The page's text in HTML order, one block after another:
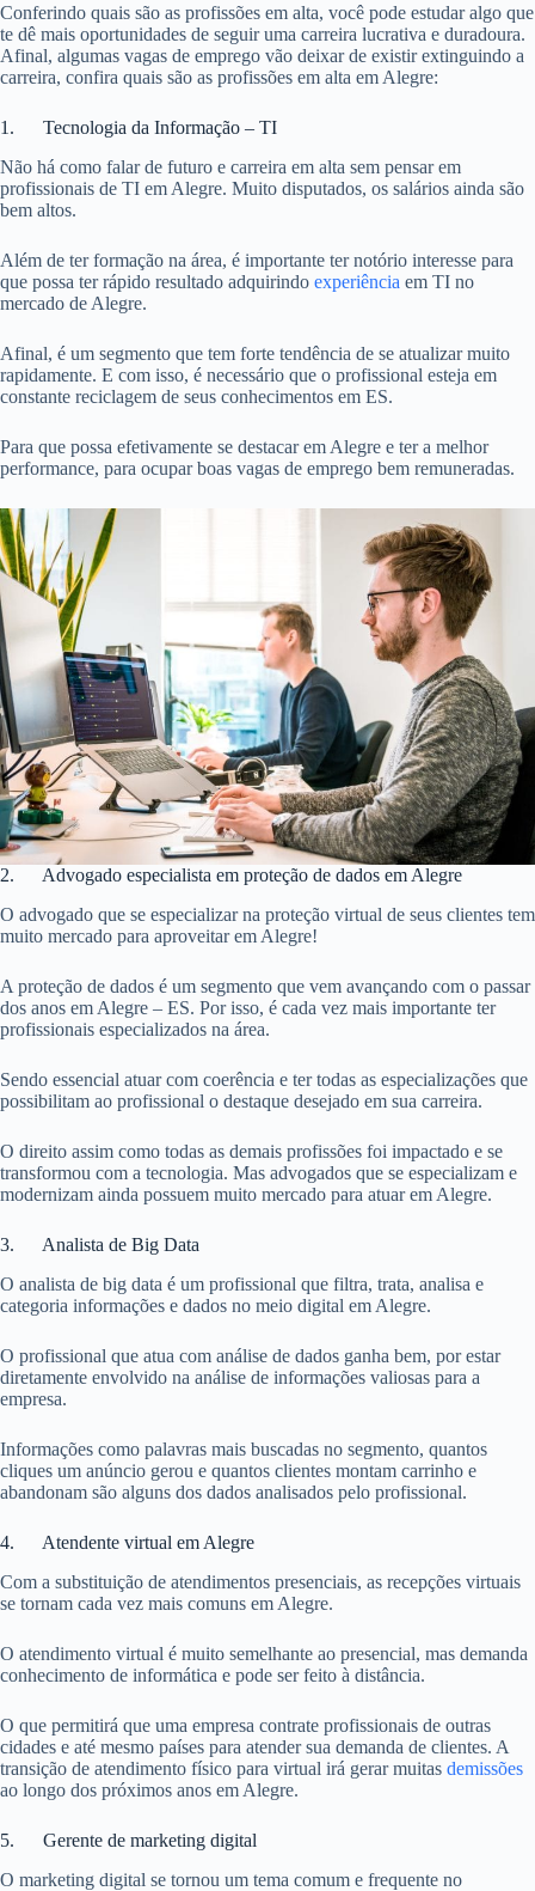
Conferindo quais são as profissões em alta, você pode estudar algo que
te dê mais oportunidades de seguir uma carreira lucrativa e duradoura.
Afinal, algumas vagas de emprego vão deixar de existir extinguindo a
carreira, confira quais são as profissões em alta em Alegre:
1. Tecnologia da Informação – TI
Não há como falar de futuro e carreira em alta sem pensar em
profissionais de TI em Alegre. Muito disputados, os salários ainda são
bem altos.
Além de ter formação na área, é importante ter notório interesse para
que possa ter rápido resultado adquirindo experiência em TI no
mercado de Alegre.
Afinal, é um segmento que tem forte tendência de se atualizar muito
rapidamente. E com isso, é necessário que o profissional esteja em
constante reciclagem de seus conhecimentos em ES.
Para que possa efetivamente se destacar em Alegre e ter a melhor
performance, para ocupar boas vagas de emprego bem remuneradas.
2. Advogado especialista em proteção de dados em Alegre
O advogado que se especializar na proteção virtual de seus clientes tem
muito mercado para aproveitar em Alegre!
A proteção de dados é um segmento que vem avançando com o passar
dos anos em Alegre – ES. Por isso, é cada vez mais importante ter
profissionais especializados na área.
Sendo essencial atuar com coerência e ter todas as especializações que
possibilitam ao profissional o destaque desejado em sua carreira.
O direito assim como todas as demais profissões foi impactado e se
transformou com a tecnologia. Mas advogados que se especializam e
modernizam ainda possuem muito mercado para atuar em Alegre.
3. Analista de Big Data
O analista de big data é um profissional que filtra, trata, analisa e
categoria informações e dados no meio digital em Alegre.
O profissional que atua com análise de dados ganha bem, por estar
diretamente envolvido na análise de informações valiosas para a
empresa.
Informações como palavras mais buscadas no segmento, quantos
cliques um anúncio gerou e quantos clientes montam carrinho e
abandonam são alguns dos dados analisados pelo profissional.
4. Atendente virtual em Alegre
Com a substituição de atendimentos presenciais, as recepções virtuais
se tornam cada vez mais comuns em Alegre.
O atendimento virtual é muito semelhante ao presencial, mas demanda
conhecimento de informática e pode ser feito à distância.
O que permitirá que uma empresa contrate profissionais de outras
cidades e até mesmo países para atender sua demanda de clientes. A
transição de atendimento físico para virtual irá gerar muitas demissões
ao longo dos próximos anos em Alegre.
5. Gerente de marketing digital
O marketing digital se tornou um tema comum e frequente no